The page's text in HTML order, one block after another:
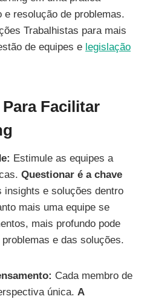
e resolução de problemas.
Trabalhistas para mais
de equipes e legislação
Facilitar
Estimule as equipes a
Questionar é a chave
insights e soluções dentro
mais uma equipe se
mais profundo pode
e das soluções.
Cada membro de
única. A